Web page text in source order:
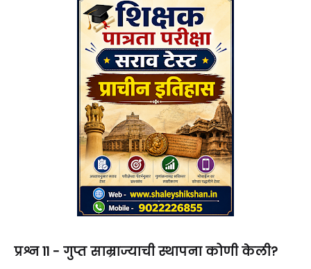
प्रश्न 11 - गुप्त साम्राज्याची स्थापना कोणी केली?